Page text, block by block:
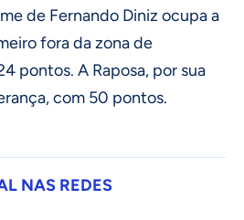
de Fernando Diniz ocupa a
fora da zona de
pontos. A Raposa, por sua
com 50 pontos.
NAS REDES